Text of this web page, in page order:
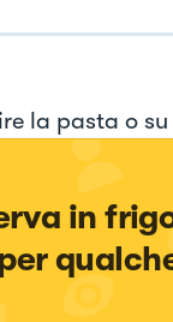
la pasta o
in